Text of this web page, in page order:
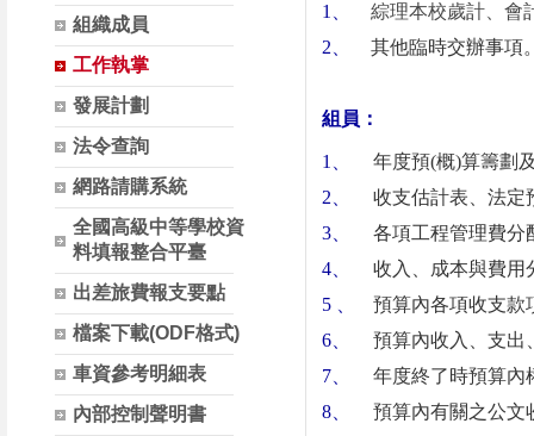
組織成員
工作執掌
發展計劃
法令查詢
網路請購系統
全國高級中等學校資
料填報整合平臺
出差旅費報支要點
檔案下載(ODF格式)
車資參考明細表
內部控制聲明書
1、
綜理本校歲計、會
2、
其他臨時交辦事項
組員：
1
年度預(概)算籌劃
2
收支估計表、法定
3
各項工程管理費分
4
收入、成本與費用
5
預算內各項收支款
6
預算內收入、支出
7
年度終了時預算內
8
預算內有關之公文